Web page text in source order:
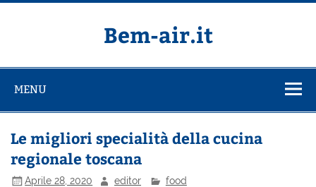
Salta
Bem-air.it
MENU
Le migliori specialità della cucina
regionale toscana
Aprile 28, 2020 editor food